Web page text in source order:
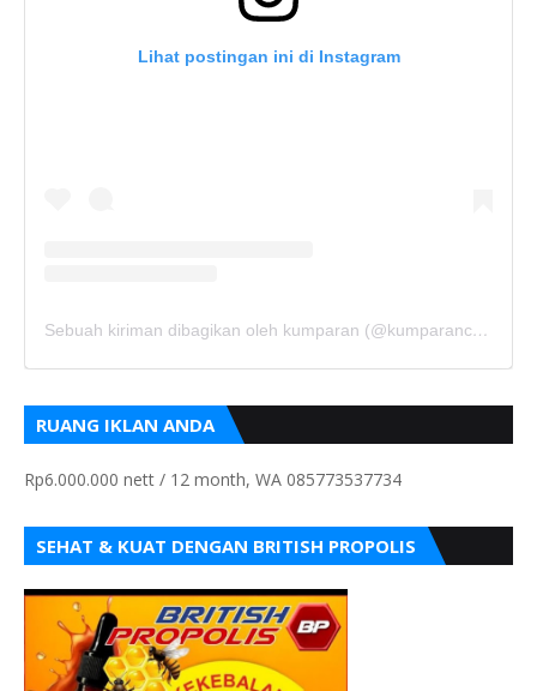
Lihat postingan ini di Instagram
Sebuah kiriman dibagikan oleh kumparan (@kumparancom)
RUANG IKLAN ANDA
Rp6.000.000 nett / 12 month, WA 085773537734
SEHAT & KUAT DENGAN BRITISH PROPOLIS